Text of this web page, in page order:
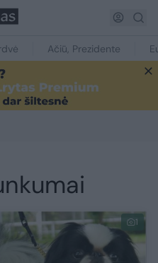
Ačiū, Prezidente
1